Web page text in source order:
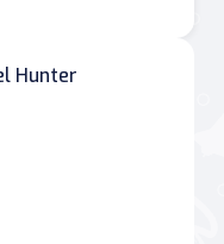
Hunter